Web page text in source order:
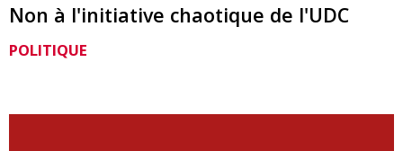
Non à l'initiative chaotique de l'UDC
POLITIQUE